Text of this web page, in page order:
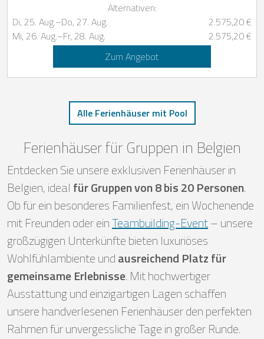
Alternativen:
Di, 25. Aug.–Do, 27. Aug.
2.575,20 €
Mi, 26. Aug.–Fr, 28. Aug.
2.575,20 €
Zum Angebot
Alle Ferienhäuser mit Pool
Ferienhäuser für Gruppen in Belgien
Entdecken Sie unsere exklusiven Ferienhäuser in
Belgien, ideal für Gruppen von 8 bis 20 Personen.
Ob für ein besonderes Familienfest, ein Wochenende
mit Freunden oder einTeambuilding-Event– unsere
großzügigen Unterkünfte bieten luxuriöses
Wohlfühlambiente undausreichend Platz für
gemeinsame Erlebnisse. Mit hochwertiger
Ausstattung und einzigartigen Lagen schaffen
unsere handverlesenen Ferienhäuser den perfekten
Rahmen für unvergessliche Tage in großer Runde.